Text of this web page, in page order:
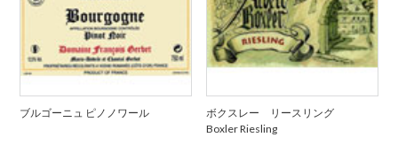
ブルゴーニュ ピノノワール
ボクスレー リースリング
Boxler Riesling